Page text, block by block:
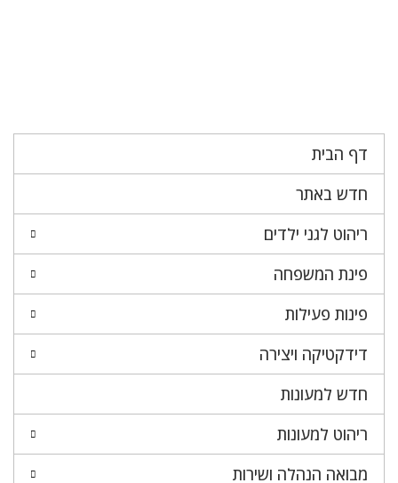
דף הבית
חדש באתר
ריהוט לגני ילדים
פינת המשפחה
פינות פעילות
דידקטיקה ויצירה
חדש למעונות
ריהוט למעונות
מבואה הנהלה ושירות